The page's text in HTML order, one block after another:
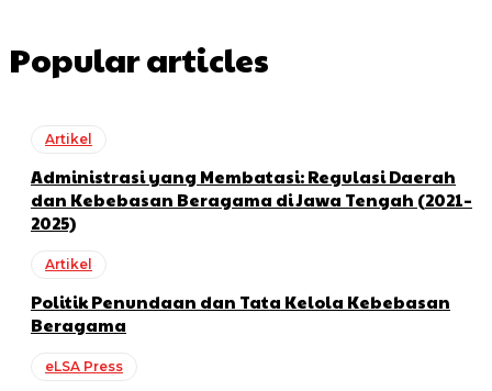
Popular articles
Artikel
Administrasi yang Membatasi: Regulasi Daerah
dan Kebebasan Beragama di Jawa Tengah (2021–
2025)
Artikel
Politik Penundaan dan Tata Kelola Kebebasan
Beragama
eLSA Press